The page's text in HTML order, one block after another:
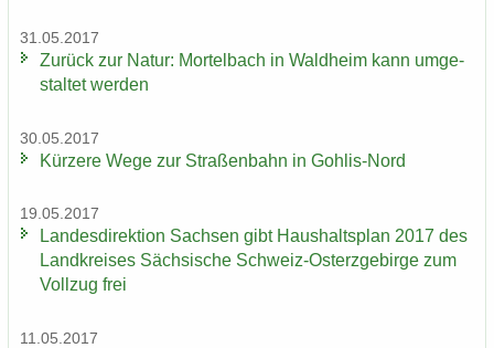
31.05.2017
Zu­rück zur Natur: Mor­tel­bach in Wald­heim kann um­ge­
stal­tet wer­den
30.05.2017
Kür­ze­re Wege zur Stra­ßen­bahn in Gohlis-​Nord
19.05.2017
Lan­des­di­rek­ti­on Sach­sen gibt Haus­halts­plan 2017 des
Land­krei­ses Säch­si­sche Schweiz-​Osterzgebirge zum
Voll­zug frei
11.05.2017